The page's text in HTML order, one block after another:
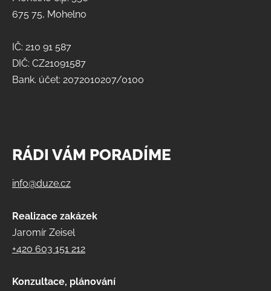
675 75, Mohelno
IČ: 210 91 587
DIČ: CZ21091587
Bank. účet: 2072010207/0100
RÁDI VÁM PORADÍME
info@duze.cz
Realizace zakázek
Jaromír Zeisel
+420 603 151 212
Konzultace, plánování